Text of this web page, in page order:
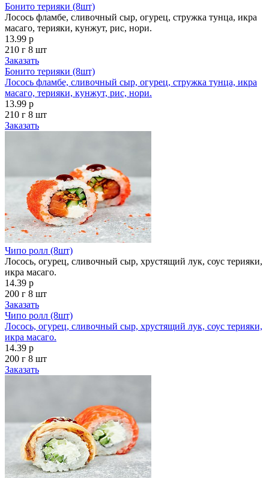
Бонито терияки (8шт)
Лосось фламбе, сливочный сыр, огурец, стружка тунца, икра
масаго, терияки, кунжут, рис, нори.
13.99 р
210 г 8 шт
Заказать
Бонито терияки (8шт)
Лосось фламбе, сливочный сыр, огурец, стружка тунца, икра
масаго, терияки, кунжут, рис, нори.
13.99 р
210 г 8 шт
Заказать
Чипо ролл (8шт)
Лосось, огурец, сливочный сыр, хрустящий лук, соус терияки,
икра масаго.
14.39 р
200 г 8 шт
Заказать
Чипо ролл (8шт)
Лосось, огурец, сливочный сыр, хрустящий лук, соус терияки,
икра масаго.
14.39 р
200 г 8 шт
Заказать